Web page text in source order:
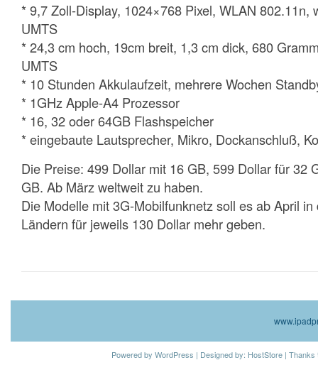
* 9,7 Zoll-Display, 1024×768 Pixel, WLAN 802.11n,
UMTS
* 24,3 cm hoch, 19cm breit, 1,3 cm dick, 680
UMTS
* 10 Stunden Akkulaufzeit, mehrere Wochen
* 1GHz Apple-A4 Prozessor
* 16, 32 oder 64GB Flashspeicher
* eingebaute Lautsprecher, Mikro, Dockanschluß,
Die Preise: 499 Dollar mit 16 GB, 599 Dollar für 32
GB. Ab März weltweit zu haben.
Die Modelle mit 3G-Mobilfunknetz soll es ab April
Ländern für jeweils 130 Dollar mehr geben.
Powered by WordPress | Designed by: HostStore |